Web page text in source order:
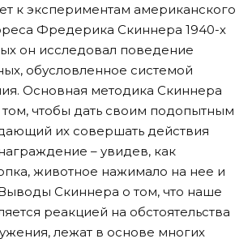
к экспериментам американского
Фредерика Скиннера 1940-х
он исследовал поведение
обусловленное системой
Основная методика Скиннера
том, чтобы дать своим подопытным
их совершать действия
– увидев, как
животное нажимало на нее и
Скиннера о том, что наше
реакцией на обстоятельства
лежат в основе многих